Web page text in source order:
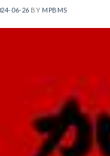
06-26 BY MPBMS